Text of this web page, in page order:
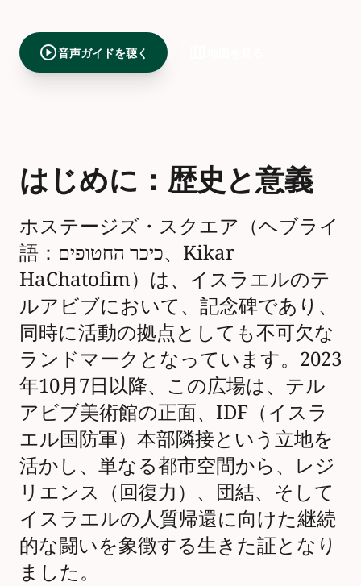
play_circle音声ガイドを聴く
はじめに：歴史と意義
ホステージズ・スクエア（ヘブライ
語：כיכר החטופים、Kikar
HaChatofim）は、イスラエルのテ
ルアビブにおいて、記念碑であり、
同時に活動の拠点としても不可欠な
ランドマークとなっています。2023
年10月7日以降、この広場は、テル
アビブ美術館の正面、IDF（イスラ
エル国防軍）本部隣接という立地を
活かし、単なる都市空間から、レジ
リエンス（回復力）、団結、そして
イスラエルの人質帰還に向けた継続
的な闘いを象徴する生きた証となり
ました。